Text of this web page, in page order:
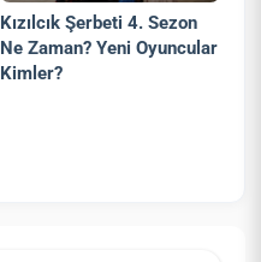
Kızılcık Şerbeti 4. Sezon
Ne Zaman? Yeni Oyuncular
Kimler?